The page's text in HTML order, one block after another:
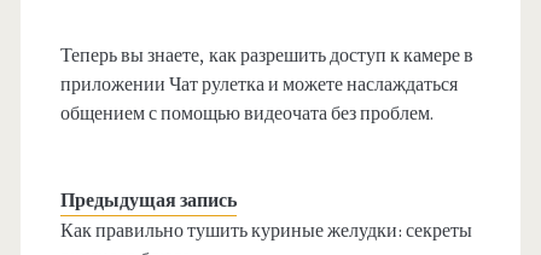
Теперь вы знаете, как разрешить доступ к камере в
приложении Чат рулетка и можете наслаждаться
общением с помощью видеочата без проблем.
Предыдущая запись
Как правильно тушить куриные желудки: секреты